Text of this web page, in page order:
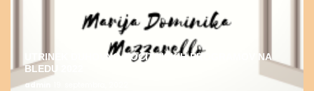
UTRINEK DUHOVNO-POČITNIŠKIH PROGRAMOV NA
BLEDU 2022
admin